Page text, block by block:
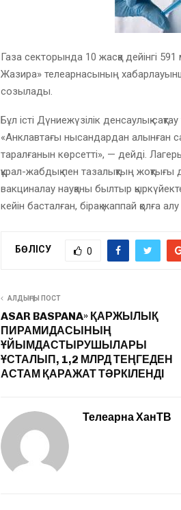
Газа секторында 10 жасқа дейінгі
Жазира» телеарнасының
созылады.
Бұл істі Дүниежүзілік денсаулық
«Анклавтағы нысандардан алынған
таралғанын көрсетті», — дейді.
құрал-жабдық пен тазалықтың
вакциналау науқаны былтыр
кейін басталған, бірақ жаппай қолға
БӨЛІСУ 0
АЛДЫҢҒЫ ПОСТ
ASAR BASPANA» ҚАРЖЫЛЫҚ
ПИРАМИДАСЫНЫҢ
ҰЙЫМДАСТЫРУШЫЛАРЫ
ҰСТАЛЫП, 1,2 МЛРД ТЕҢГЕДЕН
АСТАМ ҚАРАЖАТ ТӘРКІЛЕНДІ
Телеарна ХанТВ